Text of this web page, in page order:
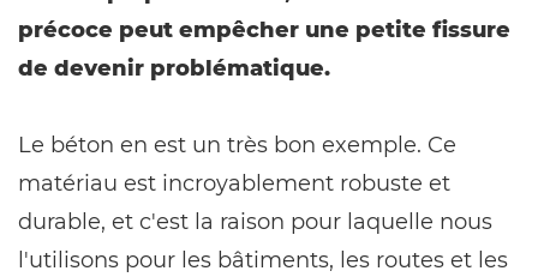
précoce peut empêcher une petite fissure
de devenir problématique.
Le béton en est un très bon exemple. Ce
matériau est incroyablement robuste et
durable, et c'est la raison pour laquelle nous
l'utilisons pour les bâtiments, les routes et les